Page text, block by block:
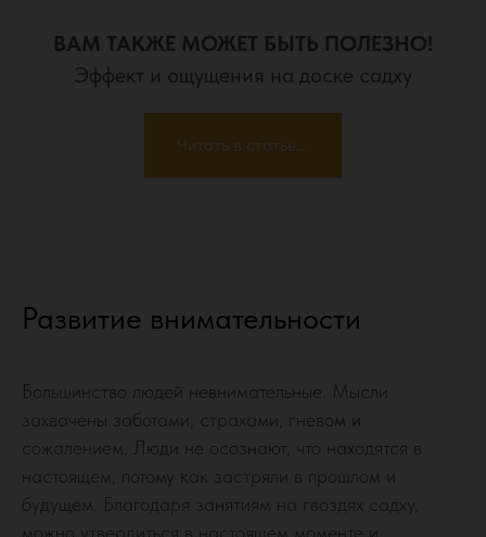
ВАМ ТАКЖЕ МОЖЕТ БЫТЬ ПОЛЕЗНО!
Эффект и ощущения на доске садху
Читать в статье...
Развитие внимательности
Большинство людей невнимательные. Мысли
захвачены заботами, страхами, гневом и
сожалением. Люди не осознают, что находятся в
настоящем, потому как застряли в прошлом и
будущем. Благодаря занятиям на гвоздях садху,
можно утвердиться в настоящем моменте и